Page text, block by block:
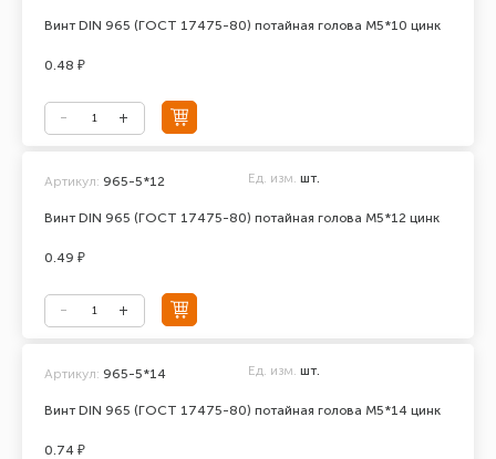
Винт DIN 965 (ГОСТ 17475-80) потайная голова М5*10 цинк
0.48 ₽
Винт DIN 965 (ГОСТ 17475-80) потайная голова М5*12 цинк
Артикул: 965-5*12 Ед. изм. шт.
0.49 ₽
Винт DIN 965 (ГОСТ 17475-80) потайная голова М5*14 цинк
Артикул: 965-5*14 Ед. изм. шт.
0.74 ₽